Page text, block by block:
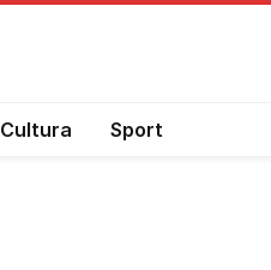
Cultura Sport